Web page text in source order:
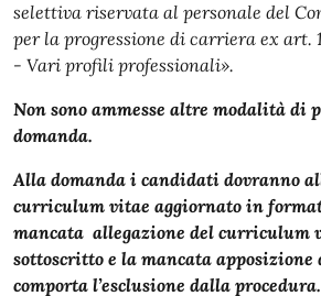
selettiva riservata al personale del
per la progressione di carriera ex art.
- Vari profili professionali».
Non sono ammesse altre modalità di
domanda.
Alla domanda i candidati dovranno
curriculum vitae aggiornato in
mancata allegazione del curriculum
sottoscritto e la mancata
comporta l’esclusione dalla procedura.